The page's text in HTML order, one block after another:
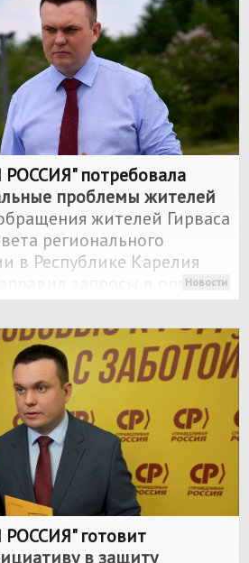
РОССИЯ" потребовала
проблемы жителей
жителей Гирваса
регионального
в Республике Карелия
запросы в органы
ведомства, потребовав
коммунальные
Новости
РОССИЯ" готовит
в защиту